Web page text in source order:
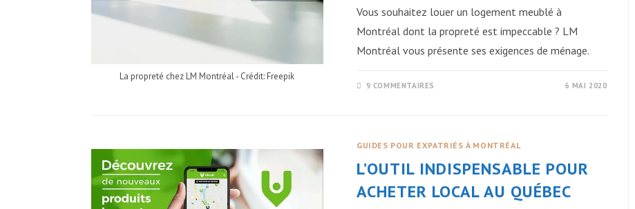
La propreté chez LM Montréal - Crédit: Freepik
Vous souhaitez louer un logement meublé à
Montréal dont la propreté est impeccable ? LM
Montréal vous présente ses exigences de ménage.
9 COMMENTAIRES 6 MAI 2020
GUIDES POUR EXPATRIÉS À MONTRÉAL
L’OUTIL INDISPENSABLE POUR
ACHETER LOCAL AU QUÉBEC